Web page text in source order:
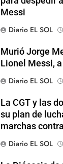
Messi
Diario EL SOL
Murió Jorge
Lionel Messi,
Diario EL SOL
La CGT y las
su plan de
marchas
Diario EL SOL